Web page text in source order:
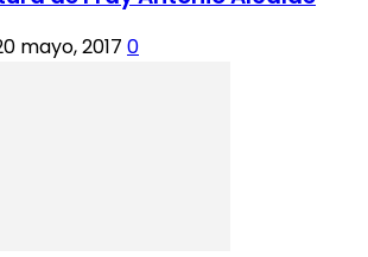
mayo, 2017 0